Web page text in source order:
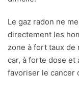
Le gaz radon ne
directement les
zone à fort taux
car, à forte dose et
favoriser le cancer